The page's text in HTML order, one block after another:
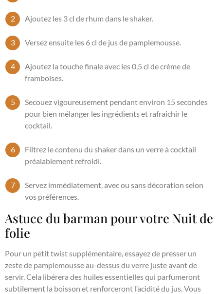
Ajoutez les 3 cl de rhum dans le shaker.
Versez ensuite les 6 cl de jus de pamplemousse.
Ajoutez la touche finale avec les 0,5 cl de crème de
framboises.
Secouez vigoureusement pendant environ 15 secondes
pour bien mélanger les ingrédients et rafraîchir le
cocktail.
Filtrez le contenu du shaker dans un verre à cocktail
préalablement refroidi.
Servez immédiatement, avec ou sans décoration selon
vos préférences.
Astuce du barman pour votre Nuit de
folie
Pour un petit twist supplémentaire, essayez de presser un
zeste de pamplemousse au-dessus du verre juste avant de
servir. Cela libérera des huiles essentielles qui parfumeront
subtilement la boisson et renforceront l’acidité du jus. Vous